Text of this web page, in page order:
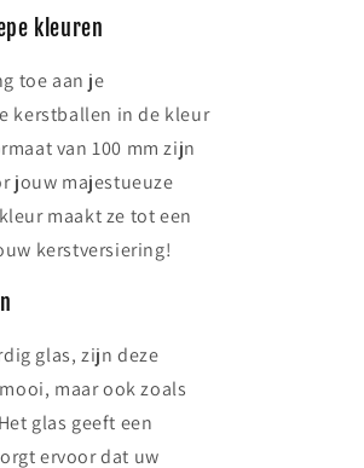
kleuren
toe aan je
kerstballen in de kleur
van 100 mm zijn
jouw majestueuze
maakt ze tot een
kerstversiering!
glas, zijn deze
maar ook zoals
glas geeft een
ervoor dat uw